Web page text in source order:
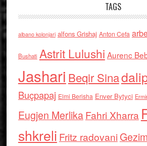
TAGS
albano kolonjari alfons Grishaj Anton Cefa
Bushati Astrit Lulushi Aurenc
Jashari Beqir Sina
Buçpapaj Elmi Berisha Enver Bytyci
Eugjen MerlikaFahri Xharra
shkreli Fritz radovani